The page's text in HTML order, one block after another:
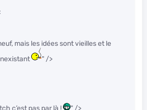
mais les idées sont vieilles et le
" />
c’est pas par là ! " />